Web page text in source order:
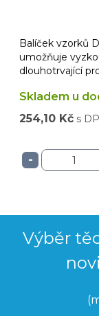
Balíček vzorků
umožňuje
dlouhotrvající
Skladem u
254,10 Kč s
-
Výběr